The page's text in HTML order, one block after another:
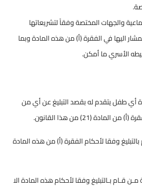
والجهات المختصة وفقاً لتشريعاتها
اليها في الفقرة (أ) من هذه المادة وبما
الأسري ما أمكن.
طفل يتقدم له بقصد التبليغ عن أي من
(21) من هذا القانون.
وفقا لأحكام الفقرة (أ) من هذه المادة
قـام بـالتبليغ وفقا لأحكام هذه المادة الا